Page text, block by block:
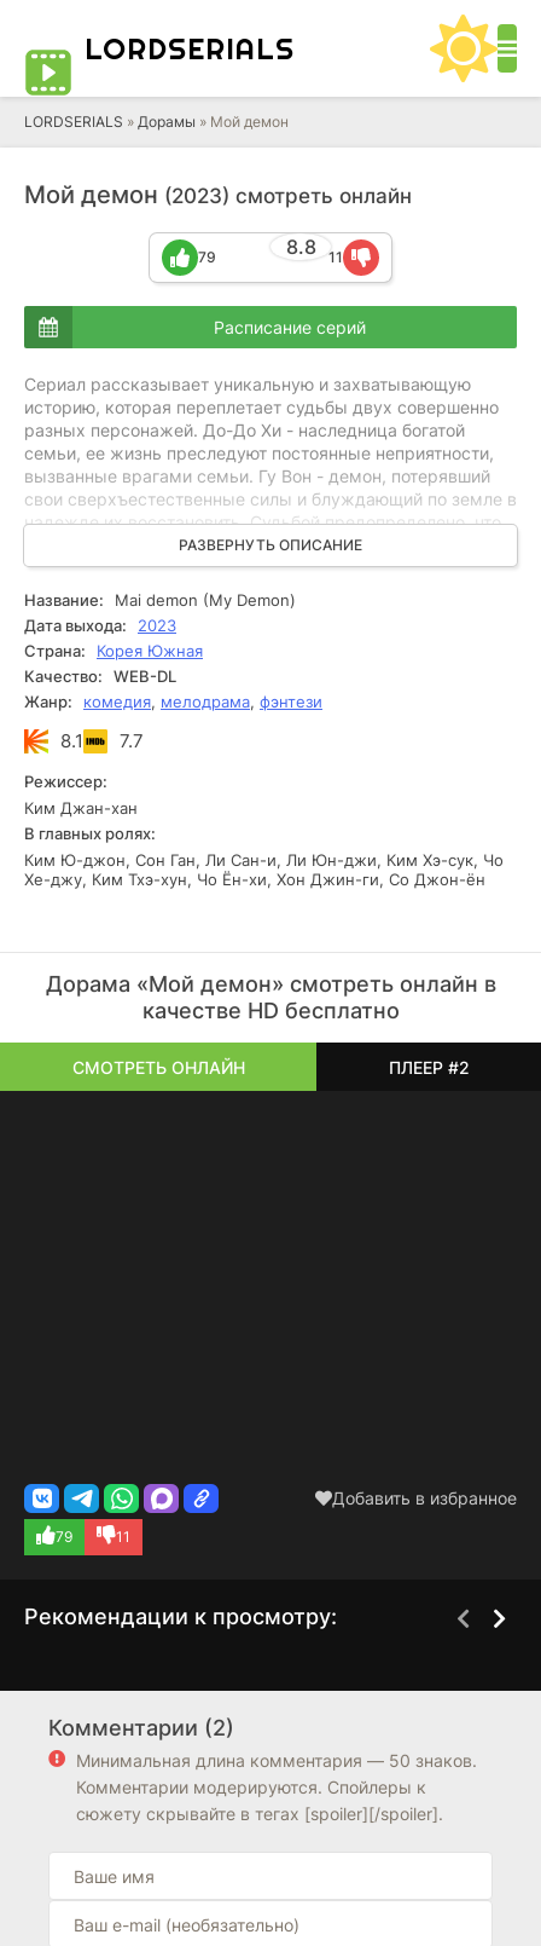
LORDSERIALS
LORDSERIALS » Дорамы » Мой демон
Мой демон (2023) смотреть онлайн
8.8
79 11
Расписание серий
Сериал рассказывает уникальную и захватывающую
историю, которая переплетает судьбы двух совершенно
разных персонажей. До-До Хи - наследница богатой
семьи, ее жизнь преследуют постоянные неприятности,
вызванные врагами семьи. Гу Вон - демон, потерявший
свои сверхъестественные силы и блуждающий по земле в
надежде их восстановить. Судьбой предопределено, что
эти два человека должны жить вместе, несмотря на свои
различия. Хи восхищается Гу Воном из-за его умственных
способностей и опыта в организации жизни. Но кто бы мог
подумать, что в процессе их отношений возникнет
настоящая и большая любовь!
РАЗВЕРНУТЬ ОПИСАНИЕ
Название:
Mai demon (My Demon)
Дата выхода:
2023
Страна:
Корея Южная
Качество:
WEB-DL
Жанр:
комедия, мелодрама, фэнтези
8.1 7.7
Режиссер:
Ким Джан-хан
В главных ролях:
Ким Ю-джон, Сон Ган, Ли Сан-и, Ли Юн-джи, Ким Хэ-сук, Чо
Хе-джу, Ким Тхэ-хун, Чо Ён-хи, Хон Джин-ги, Со Джон-ён
Дорама «Мой демон» смотреть онлайн в
качестве HD бесплатно
СМОТРЕТЬ ОНЛАЙН ПЛЕЕР #2
Добавить в избранное
79 11
Рекомендации к просмотру:
7.6
Комментарии (2)
Минимальная длина комментария — 50 знаков.
Комментарии модерируются. Спойлеры к
сюжету скрывайте в тегах [spoiler][/spoiler].